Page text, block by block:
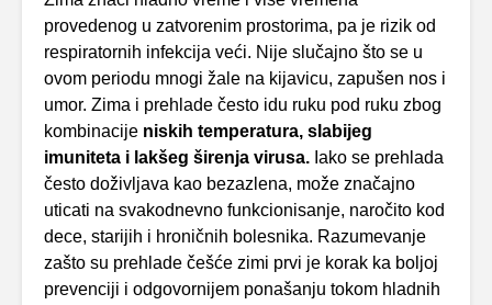
provedenog u zatvorenim prostorima, pa je rizik od
respiratornih infekcija veći. Nije slučajno što se u
ovom periodu mnogi žale na kijavicu, zapušen nos i
umor. Zima i prehlade često idu ruku pod ruku zbog
kombinacije niskih temperatura, slabijeg
imuniteta i lakšeg širenja virusa. Iako se prehlada
često doživljava kao bezazlena, može značajno
uticati na svakodnevno funkcionisanje, naročito kod
dece, starijih i hroničnih bolesnika. Razumevanje
zašto su prehlade češće zimi prvi je korak ka boljoj
prevenciji i odgovornijem ponašanju tokom hladnih